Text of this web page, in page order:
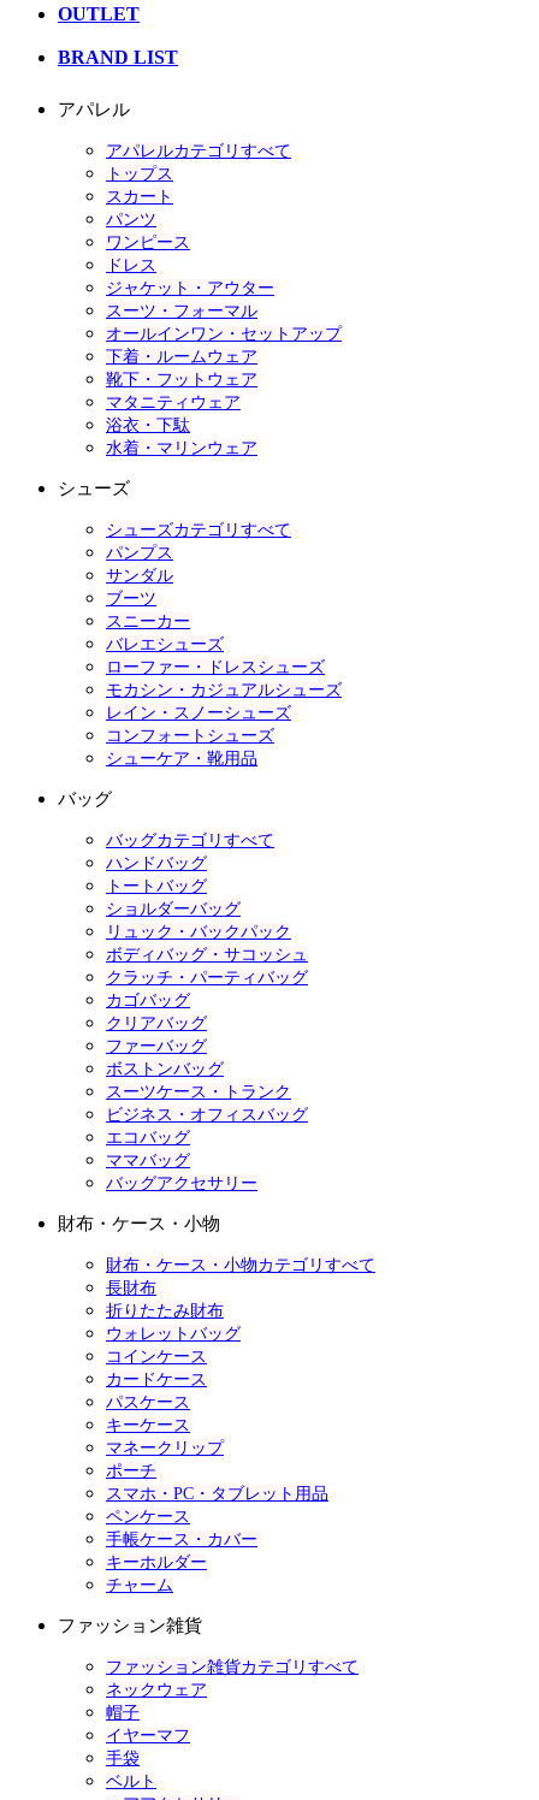
OUTLET
BRAND LIST
アパレル
アパレルカテゴリすべて
トップス
スカート
パンツ
ワンピース
ドレス
ジャケット・アウター
スーツ・フォーマル
オールインワン・セットアップ
下着・ルームウェア
靴下・フットウェア
マタニティウェア
浴衣・下駄
水着・マリンウェア
シューズ
シューズカテゴリすべて
パンプス
サンダル
ブーツ
スニーカー
バレエシューズ
ローファー・ドレスシューズ
モカシン・カジュアルシューズ
レイン・スノーシューズ
コンフォートシューズ
シューケア・靴用品
バッグ
バッグカテゴリすべて
ハンドバッグ
トートバッグ
ショルダーバッグ
リュック・バックパック
ボディバッグ・サコッシュ
クラッチ・パーティバッグ
カゴバッグ
クリアバッグ
ファーバッグ
ボストンバッグ
スーツケース・トランク
ビジネス・オフィスバッグ
エコバッグ
ママバッグ
バッグアクセサリー
財布・ケース・小物
財布・ケース・小物カテゴリすべて
長財布
折りたたみ財布
ウォレットバッグ
コインケース
カードケース
パスケース
キーケース
マネークリップ
ポーチ
スマホ・PC・タブレット用品
ペンケース
手帳ケース・カバー
キーホルダー
チャーム
ファッション雑貨
ファッション雑貨カテゴリすべて
ネックウェア
帽子
イヤーマフ
手袋
ベルト